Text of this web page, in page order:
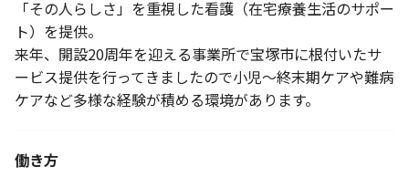
「その人らしさ」を重視した看護（在宅療養生活のサポー
ト）を提供。
来年、開設20周年を迎える事業所で宝塚市に根付いたサ
ービス提供を行ってきましたので小児～終末期ケアや難病
ケアなど多様な経験が積める環境があります。
働き方